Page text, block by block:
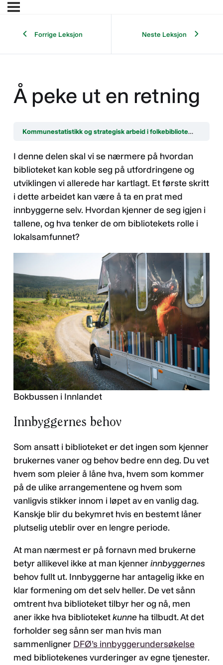
Forrige Leksjon Neste Leksjon
Å peke ut en retning
Kommunestatistikk og strategisk arbeid i folkebibliotek
I denne delen skal vi se nærmere på hvordan
biblioteket kan koble seg på utfordringene og
utviklingen vi allerede har kartlagt. Et første skritt
i dette arbeidet kan være å ta en prat med
innbyggerne selv. Hvordan kjenner de seg igjen i
tallene, og hva tenker de om bibliotekets rolle i
lokalsamfunnet?
Bokbussen i Innlandet
Innbyggernes behov
Som ansatt i biblioteket er det ingen som kjenner
brukernes vaner og behov bedre enn deg. Du vet
hvem som pleier å låne hva, hvem som kommer
på de ulike arrangementene og hvem som
vanligvis stikker innom i løpet av en vanlig dag.
Kanskje blir du bekymret hvis en bestemt låner
plutselig uteblir over en lengre periode.
At man nærmest er på fornavn med brukerne
betyr allikevel ikke at man kjennerinnbyggernes
behov fullt ut. Innbyggerne har antagelig ikke en
klar formening om det selv heller. De vet sånn
omtrent hva biblioteket tilbyr her og nå, men
aner ikke hva biblioteketkunne ha tilbudt. At det
forholder seg sånn ser man hvis man
sammenligner DFØ’s innbyggerundersøkelse
med bibliotekenes vurderinger av egne tjenester.